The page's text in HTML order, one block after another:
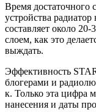
Время достаточного
устройства
составляет около
слоем, как это
выждать.
Эффективность
блогерами и
к. Только эта цифра
нанесения и даты